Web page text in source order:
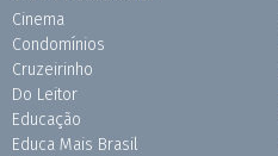
Cinema
Condomínios
Cruzeirinho
Do Leitor
Educação
Educa Mais Brasil